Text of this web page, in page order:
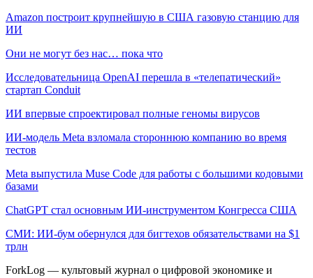
Amazon построит крупнейшую в США газовую станцию для
ИИ
Они не могут без нас… пока что
Исследовательница OpenAI перешла в «телепатический»
стартап Conduit
ИИ впервые спроектировал полные геномы вирусов
ИИ-модель Meta взломала стороннюю компанию во время
тестов
Meta выпустила Muse Code для работы с большими кодовыми
базами
ChatGPT стал основным ИИ-инструментом Конгресса США
СМИ: ИИ-бум обернулся для бигтехов обязательствами на $1
трлн
ForkLog — культовый журнал о цифровой экономике и